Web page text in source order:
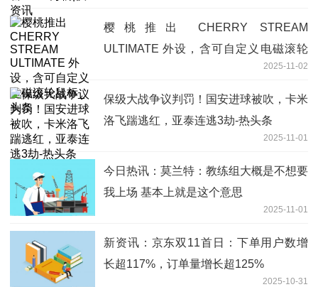
樱桃推出 CHERRY STREAM
ULTIMATE 外设，含可自定义电磁滚轮
2025-11-02
保级大战争议判罚！国安进球被吹，卡米
洛飞踹逃红，亚泰连逃3劫-热头条
2025-11-01
今日热讯：莫兰特：教练组大概是不想要
我上场 基本上就是这个意思
2025-11-01
新资讯：京东双11首日：下单用户数增
长超117%，订单量增长超125%
2025-10-31